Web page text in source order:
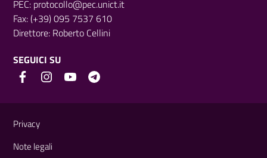
PEC: protocollo@pec.unict.it
Fax: (+39) 095 7537 610
Direttore: Roberto Cellini
SEGUICI SU
Privacy
Note legali